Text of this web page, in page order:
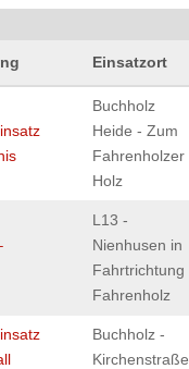
Einsatzort
Buchholz
Heide - Zum
Fahrenholzer
Holz
L13 -
Nienhusen in
Fahrtrichtung
Fahrenholz
Buchholz -
Kirchenstraße